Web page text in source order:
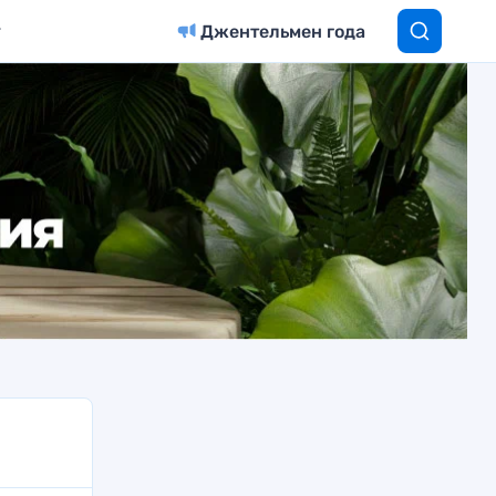
Джентельмен года